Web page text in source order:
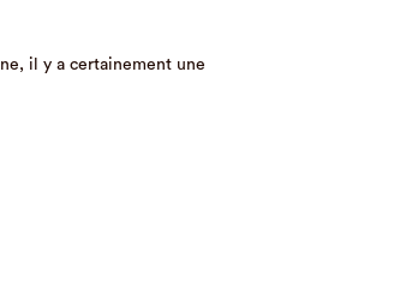
il y a certainement une